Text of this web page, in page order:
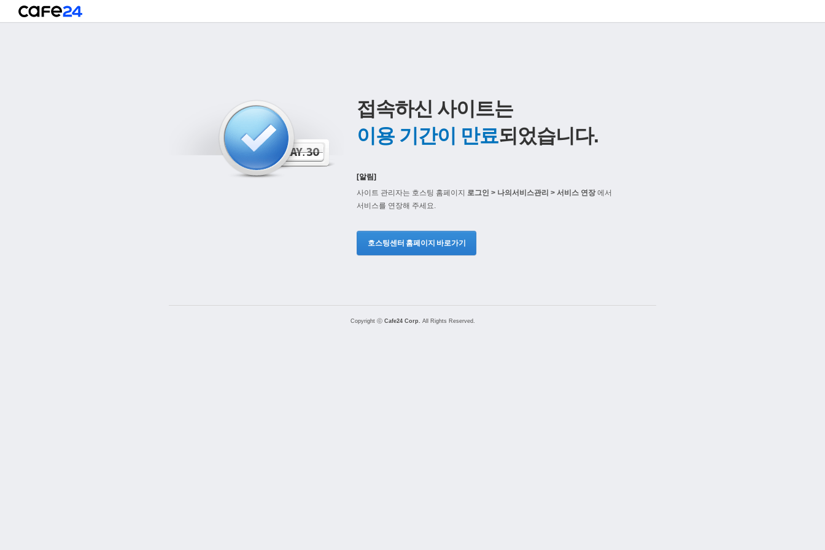
접속하신 사이트는
이용 기간이 만료되었습니다.
[알림]
사이트 관리자는 호스팅 홈페이지 로그인 > 나의서비스관리 > 서비스 연장에서
서비스를 연장해 주세요.
호스팅센터 홈페이지 바로가기
Copyright ⓒ Cafe24 Corp. All Rights Reserved.